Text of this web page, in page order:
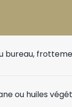
bureau,
ou huiles